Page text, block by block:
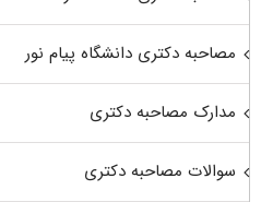
مصاحبه دکتری دانشگاه پیام نور
مدارک مصاحبه دکتری
سوالات مصاحبه دکتری